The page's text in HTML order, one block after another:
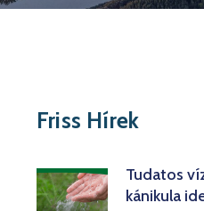
Friss Hírek
Tudatos
kánikula